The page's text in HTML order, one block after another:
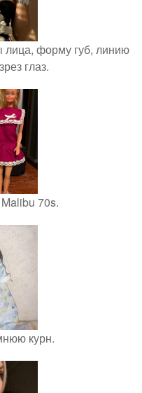
лица, форму губ, линию
глаз.
70s.
курн.